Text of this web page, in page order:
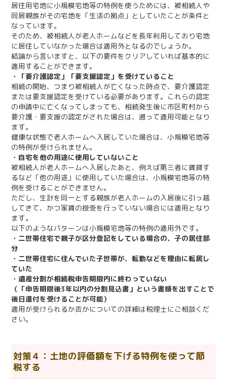
居住用宅地に小規模宅地等の特例を使うためには、被相続人や
同居親族がその宅地を「生活の拠点」としていたことが条件と
なっています。
そのため、被相続人が老人ホームなどを長年利用しており宅地
に居住していなかった場合は適用外となるのでしょうか。
結論から言いますと、以下の要件をクリアしていれば基本的に
適用することができます。
・「要介護認定」「要支援認定」を受けていること
相続の開始、つまり被相続人が亡くなった時点で、要介護認定
または要支援認定を受けている必要があります。これらの認定
の申請中に亡くなってしまっても、相続発生後に市区町村から
要介護・要支援の認定がされた場合は、遡って適用可能となり
ます。
健康な状態で老人ホームへ入居していた場合は、小規模宅地等
の特例が受けられません。
・自宅を他の用途に使用していないこと
被相続人が老人ホームへ入居したあと、例えば第三者に賃貸す
るなど「他の用途」に使用していた場合は、小規模宅地等の特
例を受けることができません。
ただし、生計を同一とする親族が老人ホームの入居後に引っ越
してきて、かつ家賃の授受を行っていない場合には適用となり
ます。
以下のようなパターンは小規模宅地等の特例の適用外です。
・二世帯住宅で親子が区分登記をしている場合の、子の居住部
分
・二世帯住宅に住んでいた子世帯が、転勤などを理由に転居し
ていた
・遺産分割が相続税申告期限内に終わっていない
（「申告期限後3年以内の分割見込書」という書類を出すことで
後日還付を受けることが可能）
適用が受けられるか否かについての詳細は税理士にご相談くだ
さい。
対策４：土地の評価額を下げる特例を使って節
税する